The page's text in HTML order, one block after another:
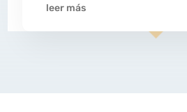
leer más